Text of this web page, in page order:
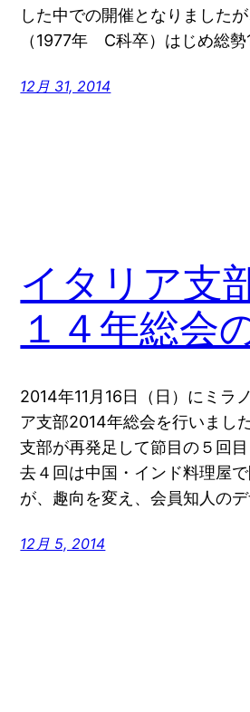
した中での開催となりました
（1977年 C科卒）はじめ総
12月 31, 2014
イタリア支
１４年総会
2014年11月16日（日）にミラ
ア支部2014年総会を行いまし
支部が再発足して節目の５回
去４回は中国・インド料理屋
が、趣向を変え、会員知人の
12月 5, 2014